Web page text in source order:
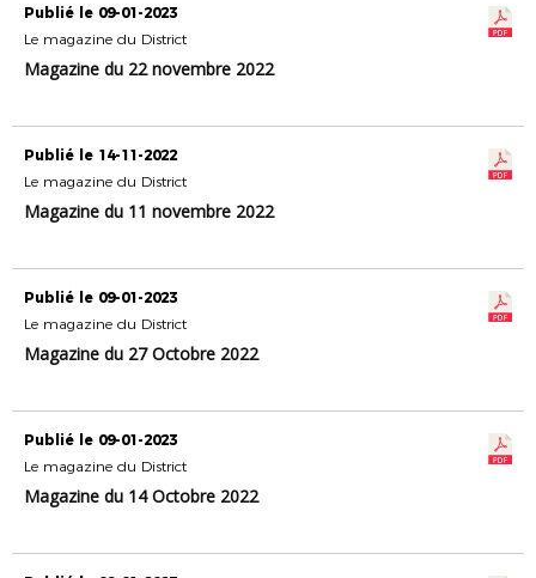
Publié le 09-01-2023
Le magazine du District
Magazine du 22 novembre 2022
Publié le 14-11-2022
Le magazine du District
Magazine du 11 novembre 2022
Publié le 09-01-2023
Le magazine du District
Magazine du 27 Octobre 2022
Publié le 09-01-2023
Le magazine du District
Magazine du 14 Octobre 2022